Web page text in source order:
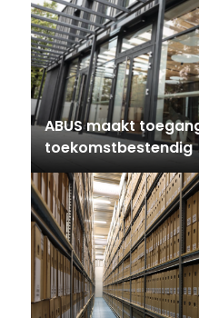
ABUS maakt
toekomstbestendig